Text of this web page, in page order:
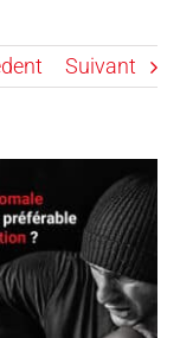
Suivant